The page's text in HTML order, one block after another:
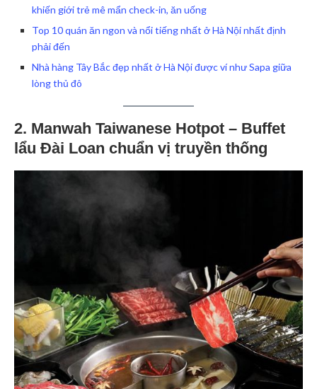
khiến giới trẻ mê mẩn check-in, ăn uống
Top 10 quán ăn ngon và nổi tiếng nhất ở Hà Nội nhất định
phải đến
Nhà hàng Tây Bắc đẹp nhất ở Hà Nội được ví như Sapa giữa
lòng thủ đô
2. Manwah Taiwanese Hotpot – Buffet
lẩu Đài Loan chuẩn vị truyền thống